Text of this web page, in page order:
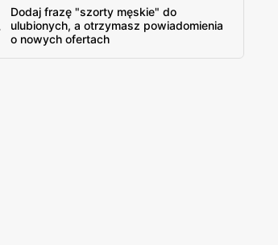
Dodaj frazę "szorty męskie" do
ulubionych, a otrzymasz powiadomienia
o nowych ofertach